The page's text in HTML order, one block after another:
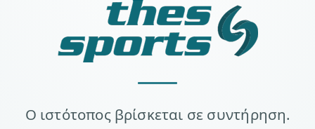
Ο ιστότοπος βρίσκεται σε συντήρηση.